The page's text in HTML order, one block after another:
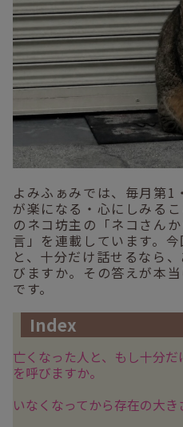
よみふぁみでは、毎月第
が楽になる・心にしみる
のネコ坊主の「ネコさん
言」を連載しています。
と、十分だけ話せるなら
びますか。その答えが本当
です。
Index
亡くなった人と、もし十分
を呼びますか。
いなくなってから存在の大き